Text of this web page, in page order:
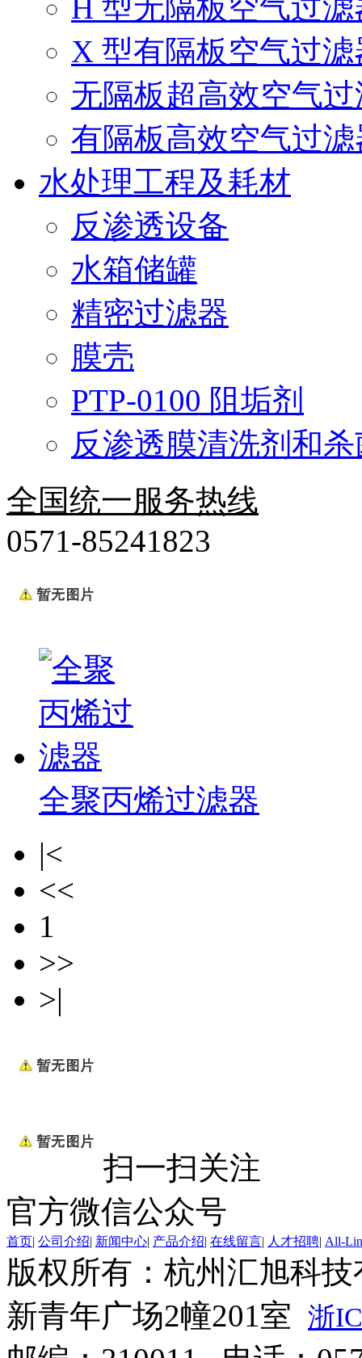
H 型无隔板空气过滤
X 型有隔板空气过滤
无隔板超高效空气
有隔板高效空气过滤
水处理工程及耗材
反渗透设备
水箱储罐
精密过滤器
膜壳
PTP-0100 阻垢剂
反渗透膜清洗剂和
全国统一服务热线
0571-85241823
全聚丙烯过滤器
|<
<<
1
>>
>|
扫一扫关注
官方微信公众号
首页| 公司介绍| 新闻中心| 产品介绍| 在线留言| 人才招聘| All-
版权所有：杭州汇旭科
新青年广场2幢201室 浙